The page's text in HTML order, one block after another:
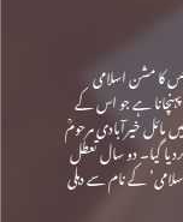
کا مشن اسلامی
ہے جو اس کے
نمائندہ ہے۔ حجاب کی داغ بیل رام پور میں 1970 میں مائل خیرآبادی مرحومؒ
کردیا گیا۔ دو سال تعطل
اسلامی’ کے نام سے دہلی